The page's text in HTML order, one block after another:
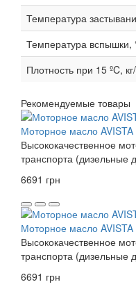
Температура
Температура вспышки,
Плотность при 15 ºC,
Рекомендуемые товары
Моторное масло
Высококачественное
транспорта (дизельные
6691 грн
Моторное масло
Высококачественное
транспорта (дизельные
6691 грн